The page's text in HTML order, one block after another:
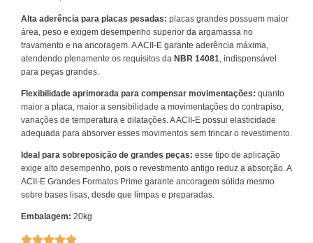
Alta aderência para placas pesadas: placas grandes possuem maior
área, peso e exigem desempenho superior da argamassa no
travamento e na ancoragem. A ACII-E garante aderência máxima,
atendendo plenamente os requisitos da NBR 14081, indispensável
para peças grandes.
Flexibilidade aprimorada para compensar movimentações: quanto
maior a placa, maior a sensibilidade a movimentações do contrapiso,
variações de temperatura e dilatações. A ACII-E possui elasticidade
adequada para absorver esses movimentos sem trincar o revestimento.
Ideal para sobreposição de grandes peças: esse tipo de aplicação
exige alto desempenho, pois o revestimento antigo reduz a absorção. A
ACII-E Grandes Formatos Prime garante ancoragem sólida mesmo
sobre bases lisas, desde que limpas e preparadas.
Embalagem: 20kg